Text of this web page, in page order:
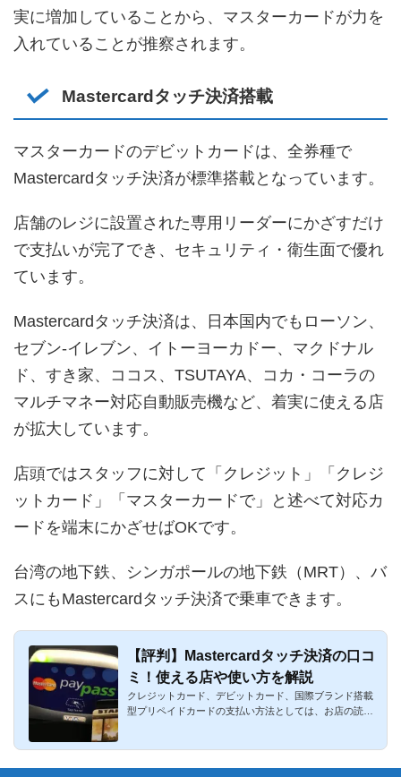
実に増加していることから、マスターカードが力を
入れていることが推察されます。
Mastercardタッチ決済搭載
マスターカードのデビットカードは、全券種で
Mastercardタッチ決済が標準搭載となっています。
店舗のレジに設置された専用リーダーにかざすだけ
で支払いが完了でき、セキュリティ・衛生面で優れ
ています。
Mastercardタッチ決済は、日本国内でもローソン、
セブン-イレブン、イトーヨーカドー、マクドナル
ド、すき家、ココス、TSUTAYA、コカ・コーラの
マルチマネー対応自動販売機など、着実に使える店
が拡大しています。
店頭ではスタッフに対して「クレジット」「クレジ
ットカード」「マスターカードで」と述べて対応カ
ードを端末にかざせばOKです。
台湾の地下鉄、シンガポールの地下鉄（MRT）、バ
スにもMastercardタッチ決済で乗車できます。
【評判】Mastercardタッチ決済の口コ
ミ！使える店や使い方を解説
クレジットカード、デビットカード、国際ブランド搭載
型プリペイドカードの支払い方法としては、お店の読み